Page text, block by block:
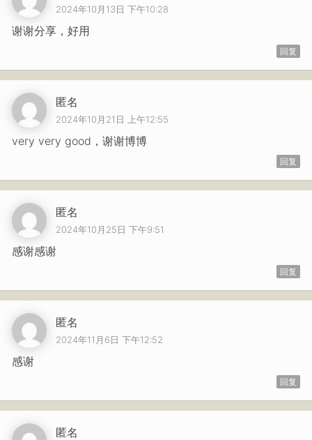
2024年10月13日 下午10:28
谢谢分享，好用
回复
匿名
2024年10月21日 上午12:55
very very good，谢谢博博
回复
匿名
2024年10月25日 下午9:51
感谢感谢
回复
匿名
2024年11月6日 下午12:52
感谢
回复
匿名